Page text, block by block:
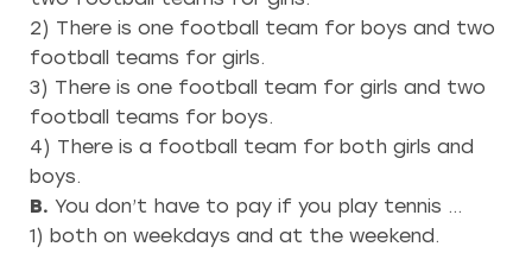
2) There is one football team for boys and two
football teams for girls.
3) There is one football team for girls and two
football teams for boys.
4) There is a football team for both girls and
boys.
B. You don’t have to pay if you play tennis …
1) both on weekdays and at the weekend.